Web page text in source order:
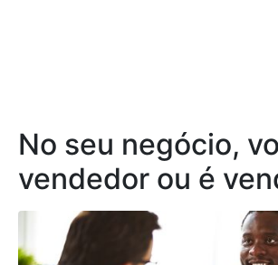
No seu negócio,
vendedor ou é